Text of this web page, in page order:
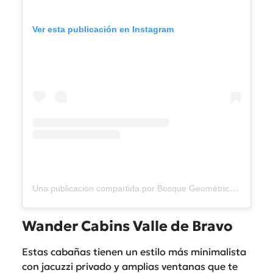
Ver esta publicación en Instagram
Una publicación compartida por Bosque Geométrico (@bosquegeometrico)
Wander Cabins Valle de Bravo
Estas cabañas tienen un estilo más minimalista
con jacuzzi privado y amplias ventanas que te